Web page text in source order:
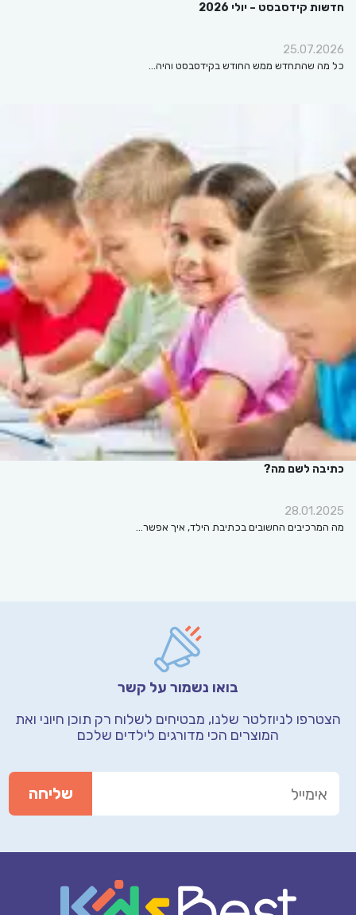
חדשות קידסבסט – יולי 2026
25.07.2026
כל מה שהתחדש ממש החודש בקידסבסט והיה…
כתיבה לשם מה?
28.01.2025
מה המרכיבים החשובים בכתיבת הילד, איך אפשר…
בואו נשמור על קשר
הצטרפו לניוזלטר שלנו, מבטיחים לשלוח רק תוכן חיוני ואת
המוצרים הכי מדורגים לילדים שלכם